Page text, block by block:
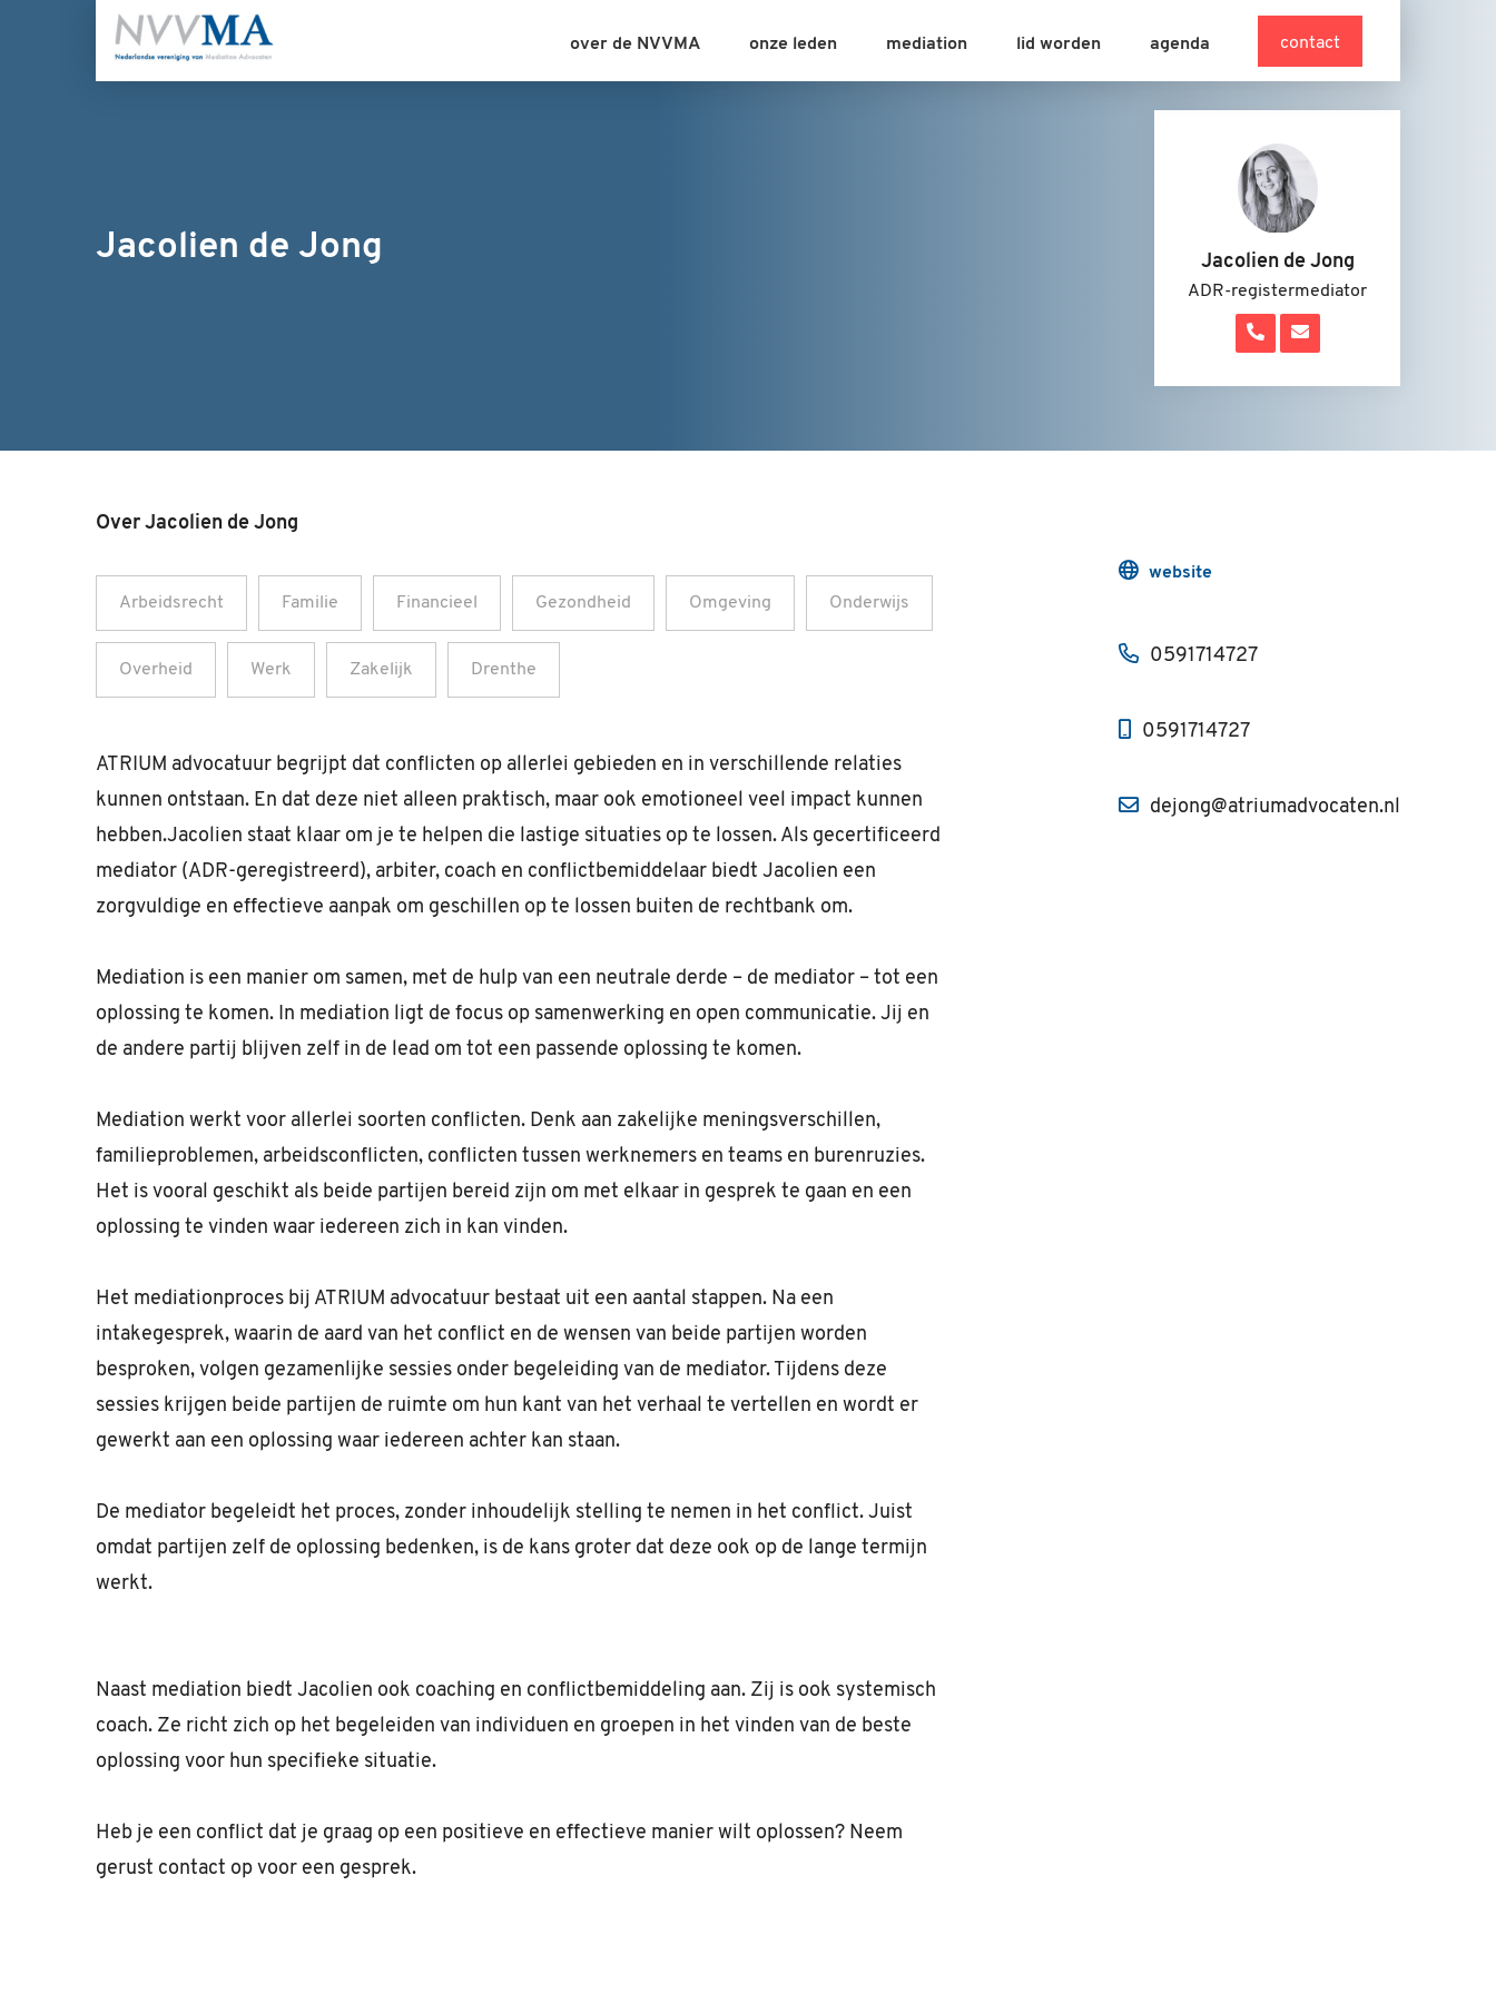
over de NVVMA onze leden mediation lid worden agenda contact
Jacolien de Jong Jacolien de Jong
ADR-registermediator
Over Jacolien de Jong
Arbeidsrecht Familie Financieel Gezondheid Omgeving Onderwijs
Overheid Werk Zakelijk Drenthe
ATRIUM advocatuur begrijpt dat conflicten op allerlei gebieden en in verschillende relaties
kunnen ontstaan. En dat deze niet alleen praktisch, maar ook emotioneel veel impact kunnen
hebben.Jacolien staat klaar om je te helpen die lastige situaties op te lossen. Als gecertificeerd
mediator (ADR-geregistreerd), arbiter, coach en conflictbemiddelaar biedt Jacolien een
zorgvuldige en effectieve aanpak om geschillen op te lossen buiten de rechtbank om.
Mediation is een manier om samen, met de hulp van een neutrale derde – de mediator – tot een
oplossing te komen. In mediation ligt de focus op samenwerking en open communicatie. Jij en
de andere partij blijven zelf in de lead om tot een passende oplossing te komen.
Mediation werkt voor allerlei soorten conflicten. Denk aan zakelijke meningsverschillen,
familieproblemen, arbeidsconflicten, conflicten tussen werknemers en teams en burenruzies.
Het is vooral geschikt als beide partijen bereid zijn om met elkaar in gesprek te gaan en een
oplossing te vinden waar iedereen zich in kan vinden.
Het mediationproces bij ATRIUM advocatuur bestaat uit een aantal stappen. Na een
intakegesprek, waarin de aard van het conflict en de wensen van beide partijen worden
besproken, volgen gezamenlijke sessies onder begeleiding van de mediator. Tijdens deze
sessies krijgen beide partijen de ruimte om hun kant van het verhaal te vertellen en wordt er
gewerkt aan een oplossing waar iedereen achter kan staan.
De mediator begeleidt het proces, zonder inhoudelijk stelling te nemen in het conflict. Juist
omdat partijen zelf de oplossing bedenken, is de kans groter dat deze ook op de lange termijn
werkt.
Naast mediation biedt Jacolien ook coaching en conflictbemiddeling aan. Zij is ook systemisch
coach. Ze richt zich op het begeleiden van individuen en groepen in het vinden van de beste
oplossing voor hun specifieke situatie.
Heb je een conflict dat je graag op een positieve en effectieve manier wilt oplossen? Neem
gerust contact op voor een gesprek.
website
0591714727
0591714727
dejong@atriumadvocaten.nl